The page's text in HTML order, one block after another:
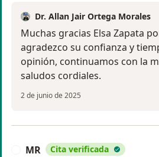
Dr. Allan Jair Ortega Morales
Muchas gracias Elsa Zapata
agradezco su confianza y
opinión, continuamos con la
saludos cordiales.
2 de junio de 2025
MR Cita verificada